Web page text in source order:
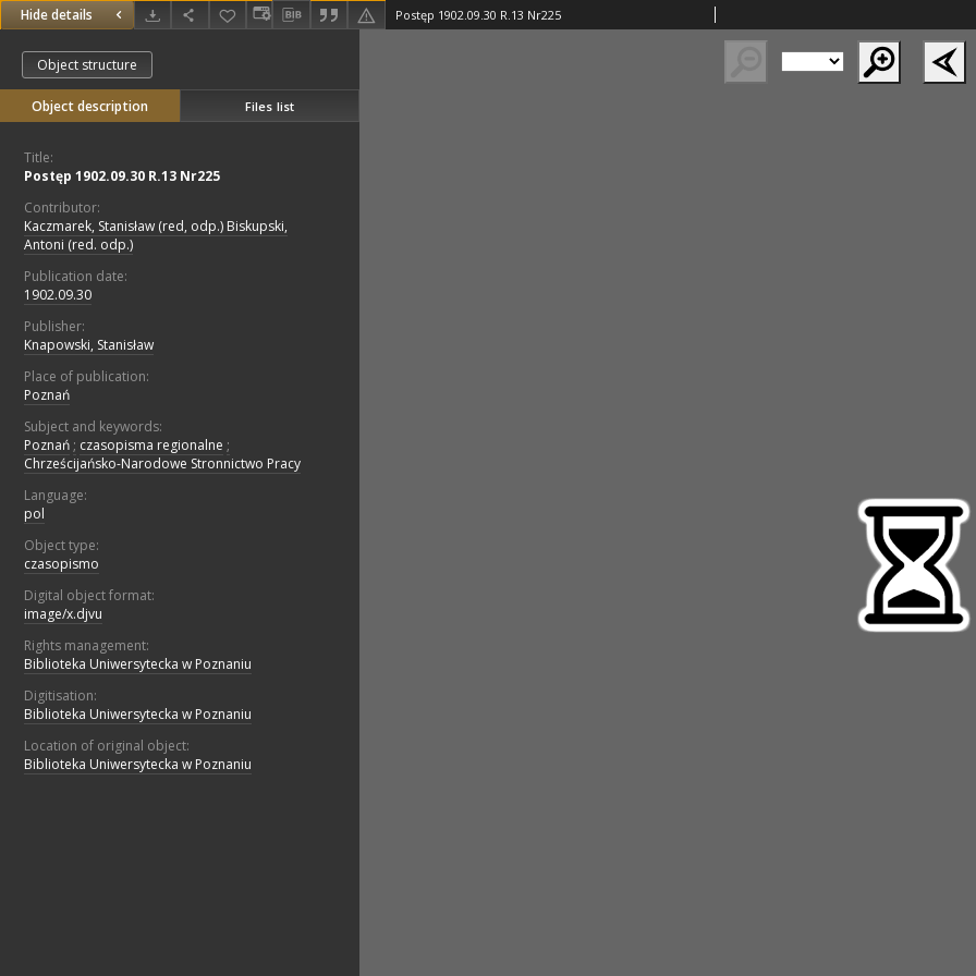
Hide details Postęp 1902.09.30 R.13 Nr225
Object structure
Object description Files list
Title:
Postęp 1902.09.30 R.13 Nr225
Contributor:
Kaczmarek, Stanisław (red, odp.) Biskupski,
Antoni (red. odp.)
Publication date:
1902.09.30
Publisher:
Knapowski, Stanisław
Place of publication:
Poznań
Subject and keywords:
Poznań ; czasopisma regionalne ;
Chrześcijańsko-Narodowe Stronnictwo Pracy
Language:
pol
Object type:
czasopismo
Digital object format:
image/x.djvu
Rights management:
Biblioteka Uniwersytecka w Poznaniu
Digitisation:
Biblioteka Uniwersytecka w Poznaniu
Location of original object:
Biblioteka Uniwersytecka w Poznaniu